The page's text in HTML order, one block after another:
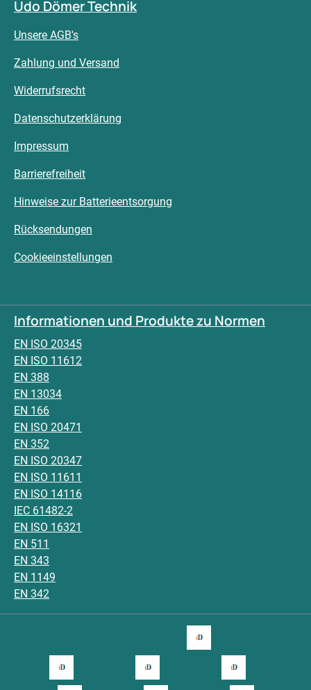
Udo Dömer Technik
Unsere AGB's
Zahlung und Versand
Widerrufsrecht
Datenschutzerklärung
Impressum
Barrierefreiheit
Hinweise zur Batterieentsorgung
Rücksendungen
Cookieeinstellungen
Informationen und Produkte zu Normen
EN ISO 20345
EN ISO 11612
EN 388
EN 13034
EN 166
EN ISO 20471
EN 352
EN ISO 20347
EN ISO 11611
EN ISO 14116
IEC 61482-2
EN ISO 16321
EN 511
EN 343
EN 1149
EN 342